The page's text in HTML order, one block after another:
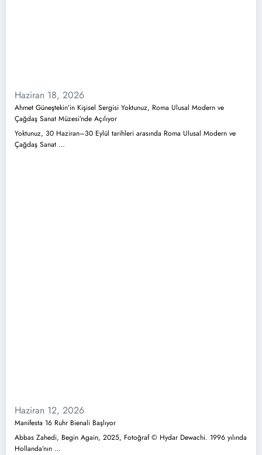
Haziran 18, 2026
Ahmet Güneştekin’in Kişisel Sergisi Yoktunuz, Roma Ulusal Modern ve
Çağdaş Sanat Müzesi’nde Açılıyor
Yoktunuz, 30 Haziran–30 Eylül tarihleri arasında Roma Ulusal Modern ve
Çağdaş Sanat …
Haziran 12, 2026
Manifesta 16 Ruhr Bienali Başlıyor
Abbas Zahedi, Begin Again, 2025, Fotoğraf © Hydar Dewachi. 1996 yılında
Hollanda’nın …